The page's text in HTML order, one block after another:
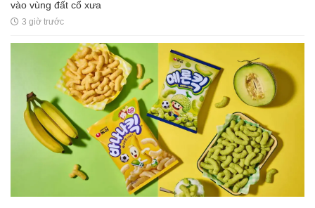
vào vùng đất cổ xưa
3 giờ trước